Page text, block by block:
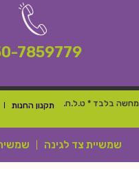
7859779
בלבד * ט.ל.ח. תקנון החנות
שמשיית צד לגינה שמשיה